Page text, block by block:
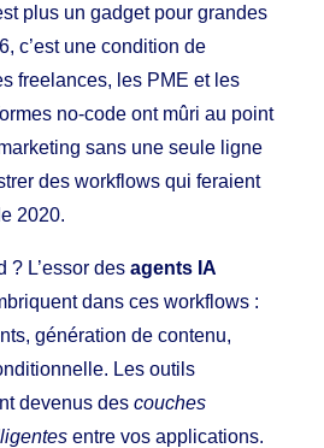
plus un gadget pour grandes
c’est une condition de
freelances, les PME et les
no-code ont mûri au point
sans une seule ligne
des workflows qui feraient
2020.
? L’essor des agents IA
dans ces workflows :
génération de contenu,
Les outils
devenus des couches
entre vos applications.